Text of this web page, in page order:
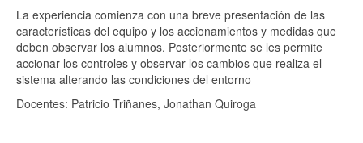
La experiencia comienza con una breve presentación de las
características del equipo y los accionamientos y medidas que
deben observar los alumnos. Posteriormente se les permite
accionar los controles y observar los cambios que realiza el
sistema alterando las condiciones del entorno
Docentes: Patricio Triñanes, Jonathan Quiroga